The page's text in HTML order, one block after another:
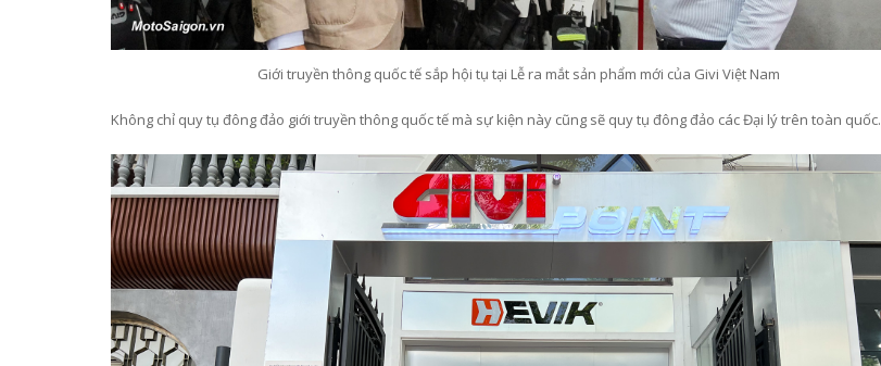
Giới truyền thông quốc tế sắp hội tụ tại Lễ ra mắt sản phẩm mới của Givi Việt Nam
Không chỉ quy tụ đông đảo giới truyền thông quốc tế mà sự kiện này cũng sẽ quy tụ đông đảo các Đại lý trên toàn quốc.